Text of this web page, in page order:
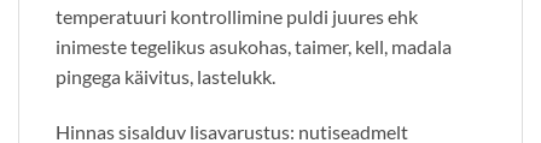
temperatuuri kontrollimine puldi juures ehk
inimeste tegelikus asukohas, taimer, kell, madala
pingega käivitus, lastelukk.
Hinnas sisalduv lisavarustus: nutiseadmelt